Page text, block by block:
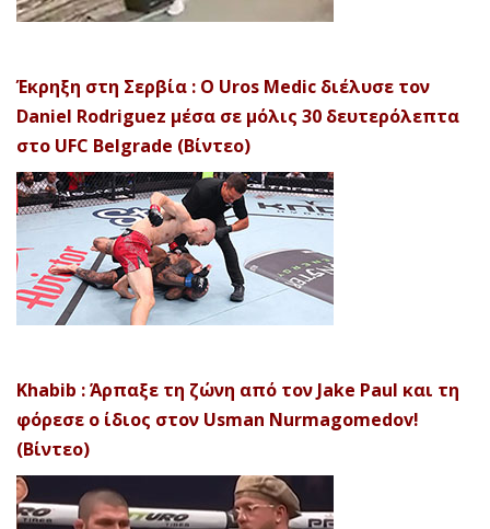
Έκρηξη στη Σερβία : Ο Uros Medic διέλυσε τον
Daniel Rodriguez μέσα σε μόλις 30 δευτερόλεπτα
στο UFC Belgrade (Βίντεο)
Khabib : Άρπαξε τη ζώνη από τον Jake Paul και τη
φόρεσε ο ίδιος στον Usman Nurmagomedov!
(Βίντεο)